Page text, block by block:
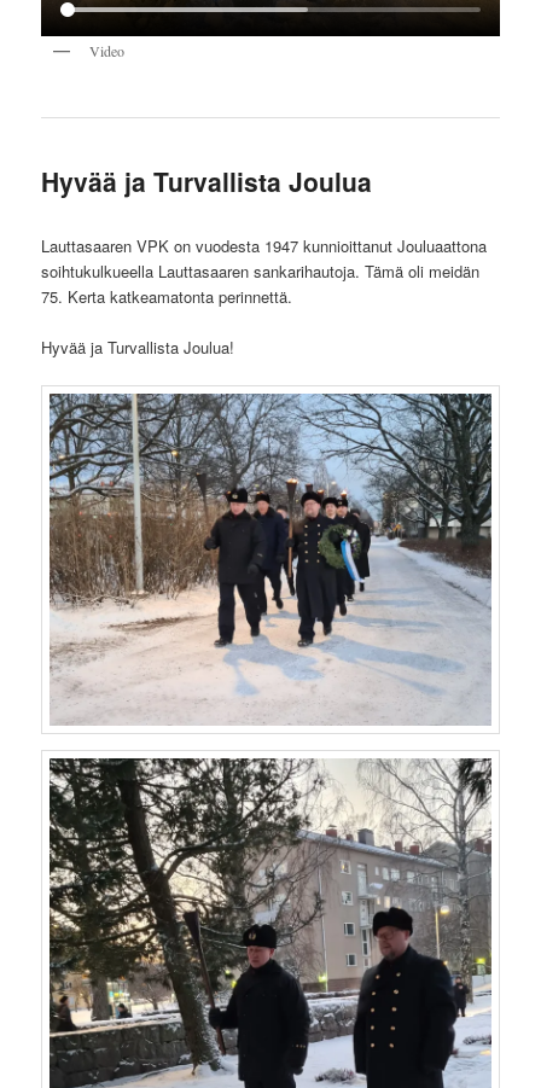
Video
Hyvää ja Turvallista Joulua
Lauttasaaren VPK on vuodesta 1947 kunnioittanut Jouluaattona
soihtukulkueella Lauttasaaren sankarihautoja. Tämä oli meidän
75. Kerta katkeamatonta perinnettä.
Hyvää ja Turvallista Joulua!